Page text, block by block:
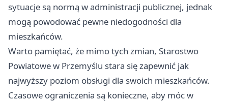
sytuacje są normą w administracji publicznej, jednak
mogą powodować pewne niedogodności dla
mieszkańców.
Warto pamiętać, że mimo tych zmian, Starostwo
Powiatowe w Przemyślu stara się zapewnić jak
najwyższy poziom obsługi dla swoich mieszkańców.
Czasowe ograniczenia są konieczne, aby móc w